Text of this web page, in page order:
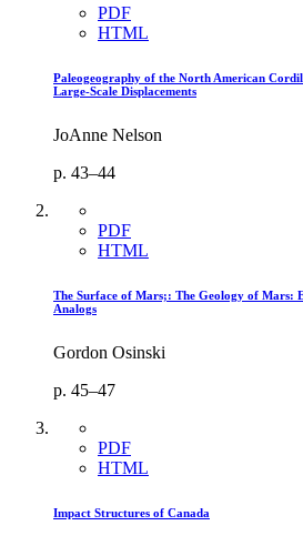
PDF
HTML
Paleogeography of the North American
Large-Scale Displacements
JoAnne Nelson
p. 43–44
PDF
HTML
The Surface of Mars;: The Geology of Mars:
Analogs
Gordon Osinski
p. 45–47
PDF
HTML
Impact Structures of Canada